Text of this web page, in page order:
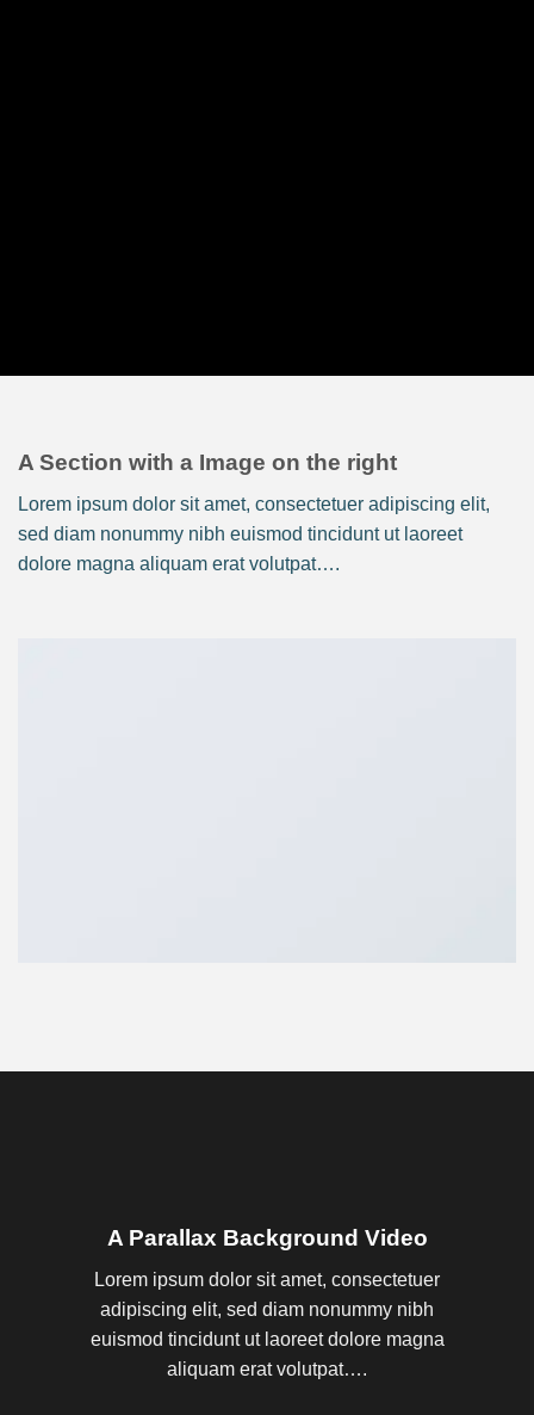
A Section with a Image on the right
Lorem ipsum dolor sit amet, consectetuer adipiscing elit,
sed diam nonummy nibh euismod tincidunt ut laoreet
dolore magna aliquam erat volutpat….
A Parallax Background Video
Lorem ipsum dolor sit amet, consectetuer
adipiscing elit, sed diam nonummy nibh
euismod tincidunt ut laoreet dolore magna
aliquam erat volutpat….